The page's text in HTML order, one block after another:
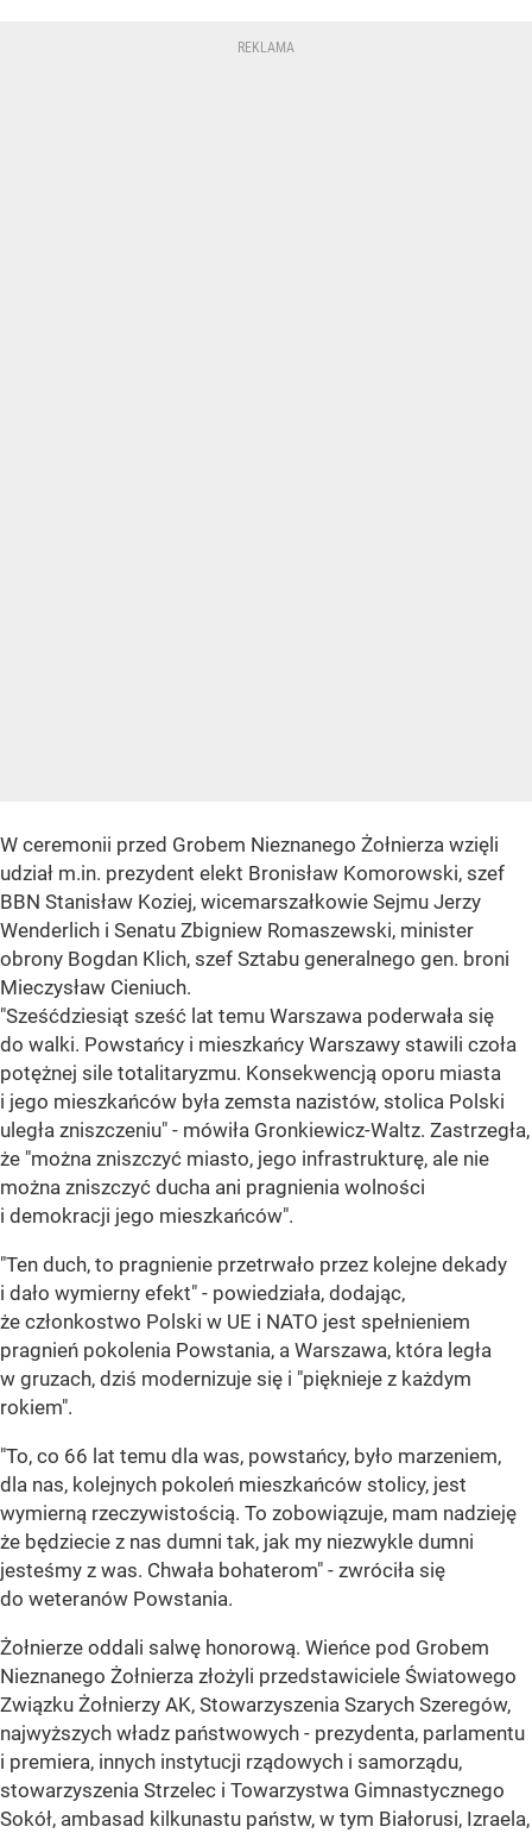
W ceremonii przed Grobem Nieznanego Żołnierza wzięli
udział m.in. prezydent elekt Bronisław Komorowski, szef
BBN Stanisław Koziej, wicemarszałkowie Sejmu Jerzy
Wenderlich i Senatu Zbigniew Romaszewski, minister
obrony Bogdan Klich, szef Sztabu generalnego gen. broni
Mieczysław Cieniuch.
"Sześćdziesiąt sześć lat temu Warszawa poderwała się
do walki. Powstańcy i mieszkańcy Warszawy stawili czoła
potężnej sile totalitaryzmu. Konsekwencją oporu miasta
i jego mieszkańców była zemsta nazistów, stolica Polski
uległa zniszczeniu" - mówiła Gronkiewicz-Waltz. Zastrzegła,
że "można zniszczyć miasto, jego infrastrukturę, ale nie
można zniszczyć ducha ani pragnienia wolności
i demokracji jego mieszkańców".
"Ten duch, to pragnienie przetrwało przez kolejne dekady
i dało wymierny efekt" - powiedziała, dodając,
że członkostwo Polski w UE i NATO jest spełnieniem
pragnień pokolenia Powstania, a Warszawa, która legła
w gruzach, dziś modernizuje się i "pięknieje z każdym
rokiem".
"To, co 66 lat temu dla was, powstańcy, było marzeniem,
dla nas, kolejnych pokoleń mieszkańców stolicy, jest
wymierną rzeczywistością. To zobowiązuje, mam nadzieję
że będziecie z nas dumni tak, jak my niezwykle dumni
jesteśmy z was. Chwała bohaterom" - zwróciła się
do weteranów Powstania.
Żołnierze oddali salwę honorową. Wieńce pod Grobem
Nieznanego Żołnierza złożyli przedstawiciele Światowego
Związku Żołnierzy AK, Stowarzyszenia Szarych Szeregów,
najwyższych władz państwowych - prezydenta, parlamentu
i premiera, innych instytucji rządowych i samorządu,
stowarzyszenia Strzelec i Towarzystwa Gimnastycznego
Sokół, ambasad kilkunastu państw, w tym Białorusi, Izraela,